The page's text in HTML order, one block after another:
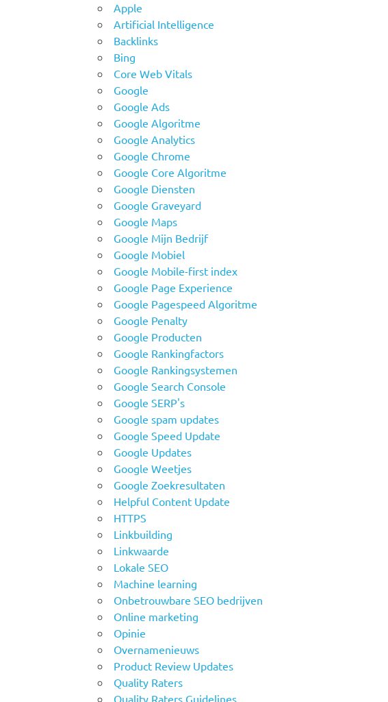
Apple
Artificial Intelligence
Backlinks
Bing
Core Web Vitals
Google
Google Ads
Google Algoritme
Google Analytics
Google Chrome
Google Core Algoritme
Google Diensten
Google Graveyard
Google Maps
Google Mijn Bedrijf
Google Mobiel
Google Mobile-first index
Google Page Experience
Google Pagespeed Algoritme
Google Penalty
Google Producten
Google Rankingfactors
Google Rankingsystemen
Google Search Console
Google SERP's
Google spam updates
Google Speed Update
Google Updates
Google Weetjes
Google Zoekresultaten
Helpful Content Update
HTTPS
Linkbuilding
Linkwaarde
Lokale SEO
Machine learning
Onbetrouwbare SEO bedrijven
Online marketing
Opinie
Overnamenieuws
Product Review Updates
Quality Raters
Quality Raters Guidelines